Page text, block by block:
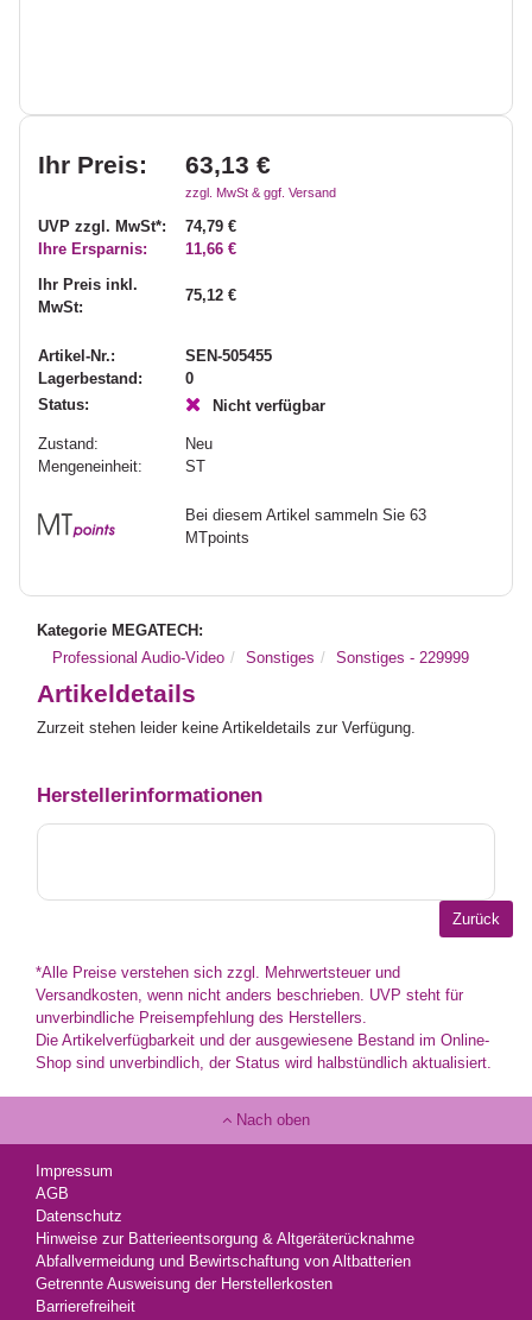
Ihr Preis: 63,13 €
zzgl. MwSt & ggf. Versand
UVP zzgl. MwSt*:
74,79 €
Ihre Ersparnis:
11,66 €
Ihr Preis inkl.
MwSt:
75,12 €
Artikel-Nr.:
SEN-505455
Lagerbestand:
0
Status:
Nicht verfügbar
Zustand:
Neu
Mengeneinheit:
ST
Bei diesem Artikel sammeln Sie 63
MTpoints
Kategorie MEGATECH:
Professional Audio-Video
Sonstiges Sonstiges - 229999
Artikeldetails
Zurzeit stehen leider keine Artikeldetails zur Verfügung.
Herstellerinformationen
*Alle Preise verstehen sich zzgl. Mehrwertsteuer und
Versandkosten, wenn nicht anders beschrieben. UVP steht für
unverbindliche Preisempfehlung des Herstellers.
Die Artikelverfügbarkeit und der ausgewiesene Bestand im Online-
Shop sind unverbindlich, der Status wird halbstündlich aktualisiert.
Nach oben
Impressum
AGB
Datenschutz
Hinweise zur Batterieentsorgung & Altgeräterücknahme
Abfallvermeidung und Bewirtschaftung von Altbatterien
Getrennte Ausweisung der Herstellerkosten
Barrierefreiheit